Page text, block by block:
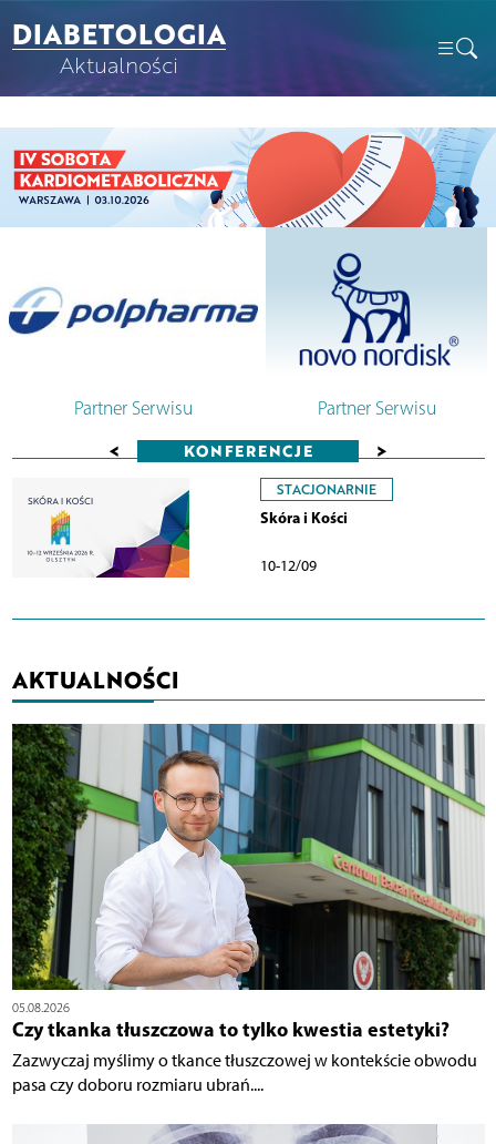
DIABETOLOGIA
Aktualności
Partner Serwisu Partner Serwisu
< KONFERENCJE >
STACJONARNIE
Skóra i Kości
10-12/09
AKTUALNOŚCI
05.08.2026
Czy tkanka tłuszczowa to tylko kwestia estetyki?
Zazwyczaj myślimy o tkance tłuszczowej w kontekście obwodu
pasa czy doboru rozmiaru ubrań....